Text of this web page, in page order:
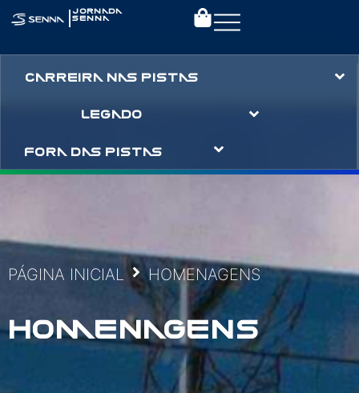
| JORNADA
SENNA
CARREIRA NAS PISTAS
LEGADO
FORA DAS PISTAS
PÁGINA INICIAL HOMENAGENS
HOMENAGENS